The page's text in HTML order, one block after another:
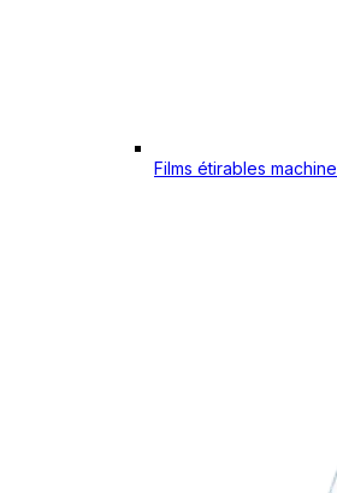
Films étirables